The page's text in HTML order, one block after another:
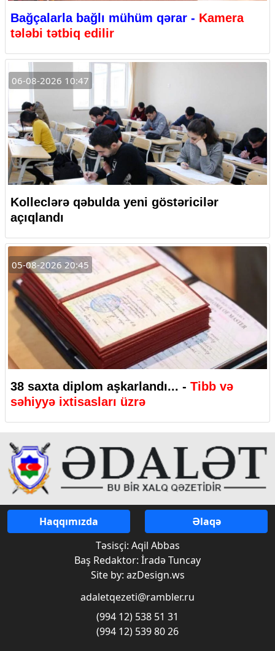
Bağçalarla bağlı mühüm qərar - Kamera
tələbi tətbiq edilir
06-08-2026 10:47
Kolleclərə qəbulda yeni göstəricilər
açıqlandı
05-08-2026 20:45
38 saxta diplom aşkarlandı... - Tibb və
səhiyyə ixtisasları üzrə
Haqqımızda
Əlaqə
Təsisçi: Aqil Abbas
Baş Redaktor: İradə Tuncay
Site by: azDesign.ws
adaletqezeti@rambler.ru
(994 12) 538 51 31
(994 12) 539 80 26